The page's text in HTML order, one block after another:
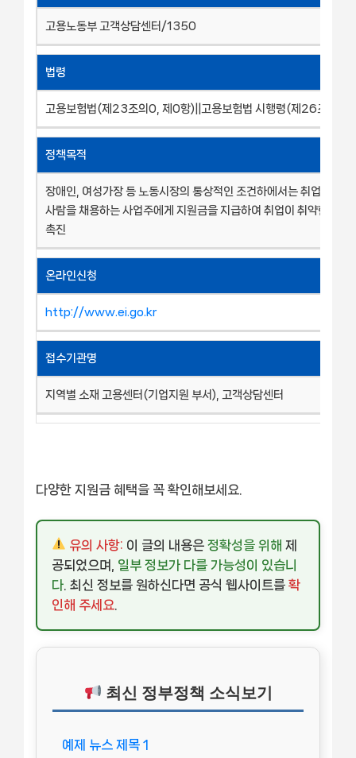
고용노동부 고객상담센터/1350
법령
고용보험법(제23조의0, 제0항)||고용보험법 시행령(제26조의0,
정책목적
장애인, 여성가장 등 노동시장의 통상적인 조건하에서는 취업이 특
사람을 채용하는 사업주에게 지원금을 지급하여 취업이 취약한 자의
촉진
온라인신청
http://www.ei.go.kr
접수기관명
지역별 소재 고용센터(기업지원 부서), 고객상담센터
다양한 지원금 혜택을 꼭 확인해보세요.
유의 사항: 이 글의 내용은정확성을 위해 제
공되었으며, 일부 정보가 다를 가능성이 있습니
다 . 최신 정보를 원하신다면 공식 웹사이트를 확
인해 주세요
최신 정부정책 소식보기
예제 뉴스 제목 1